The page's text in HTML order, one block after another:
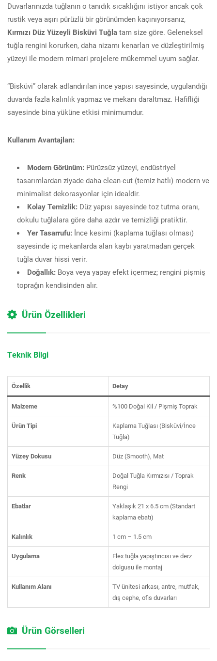
Duvarlarınızda tuğlanın o tanıdık sıcaklığını istiyor ancak çok
rustik veya aşırı pürüzlü bir görünümden kaçınıyorsanız,
Kırmızı Düz Yüzeyli Bisküvi Tuğla tam size göre. Geleneksel
tuğla rengini korurken, daha nizamı kenarları ve düzleştirilmiş
yüzeyi ile modern mimari projelere mükemmel uyum sağlar.
“Bisküvi” olarak adlandırılan ince yapısı sayesinde, uygulandığı
duvarda fazla kalınlık yapmaz ve mekanı daraltmaz. Hafifliği
sayesinde bina yüküne etkisi minimumdur.
Kullanım Avantajları:
Modern Görünüm: Pürüzsüz yüzeyi, endüstriyel
tasarımlardan ziyade daha clean-cut (temiz hatlı) modern ve
minimalist dekorasyonlar için idealdir.
Kolay Temizlik: Düz yapısı sayesinde toz tutma oranı,
dokulu tuğlalara göre daha azdır ve temizliği pratiktir.
Yer Tasarrufu: İnce kesimi (kaplama tuğlası olması)
sayesinde iç mekanlarda alan kaybı yaratmadan gerçek
tuğla duvar hissi verir.
Doğallık: Boya veya yapay efekt içermez; rengini pişmiş
toprağın kendisinden alır.
Ürün Özellikleri
Teknik Bilgi
Özellik Detay
Malzeme %100 Doğal Kil / Pişmiş Toprak
Ürün Tipi
Kaplama Tuğlası (Bisküvi/İnce
Tuğla)
Yüzey Dokusu Düz (Smooth), Mat
Renk
Doğal Tuğla Kırmızısı / Toprak
Rengi
Ebatlar
Yaklaşık 21 x 6.5 cm (Standart
kaplama ebatı)
Kalınlık 1 cm – 1.5 cm
Uygulama
Flex tuğla yapıştırıcısı ve derz
dolgusu ile montaj
Kullanım Alanı
TV ünitesi arkası, antre, mutfak,
dış cephe, ofis duvarları
Ürün Görselleri